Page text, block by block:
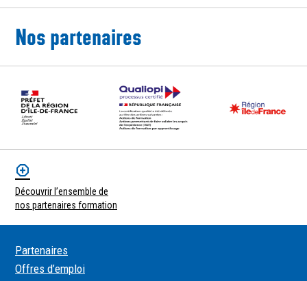
Nos partenaires
Découvrir l’ensemble de
nos partenaires formation
Partenaires
Offres d’emploi